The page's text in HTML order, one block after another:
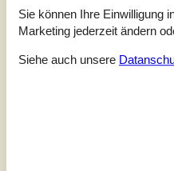
1 Bewertung hat einen
Sie können Ihre Einwilligung
Marketing jederzeit ändern
Siehe auch unsere